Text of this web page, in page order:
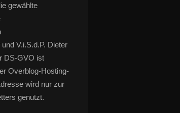
gewählte
V.i.S.d.P. Dieter
DS-GVO ist
Overblog-Hosting-
wird nur zur
genutzt.